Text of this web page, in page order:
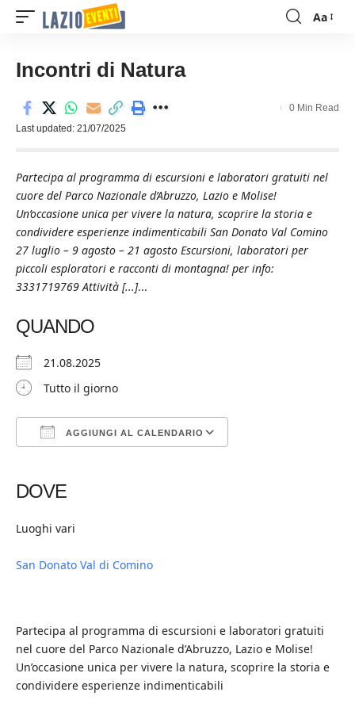
Font
Aa
Incontri di Natura
Last updated: 21/07/2025
0 Min Read
Partecipa al programma di escursioni e laboratori gratuiti nel
cuore del Parco Nazionale d’Abruzzo, Lazio e Molise!
Un’occasione unica per vivere la natura, scoprire la storia e
condividere esperienze indimenticabili San Donato Val Comino
27 luglio – 9 agosto – 21 agosto Escursioni, laboratori per
piccoli esploratori e racconti di montagna! per info:
3331719769 Attività [...]...
QUANDO
21.08.2025
Tutto il giorno
AGGIUNGI AL CALENDARIO
DOVE
Luoghi vari
San Donato Val di Comino
Partecipa al programma di escursioni e laboratori gratuiti
nel cuore del Parco Nazionale d’Abruzzo, Lazio e Molise!
Un’occasione unica per vivere la natura, scoprire la storia e
condividere esperienze indimenticabili